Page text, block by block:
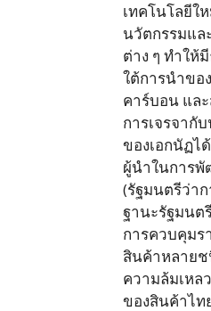
เทคโนโลยีใ
นวัตกรรมแล
ต่าง ๆ ทำให้
ใต้การนำขอ
คาร์บอน แล
การเจรจากั
ของเอกนัฏไ
ผู้นำในการพั
(รัฐมนตรีว่า
ฐานะรัฐมนต
การควบคุมร
สินค้าหลายช
ความล้มเหล
ของสินค้าไท